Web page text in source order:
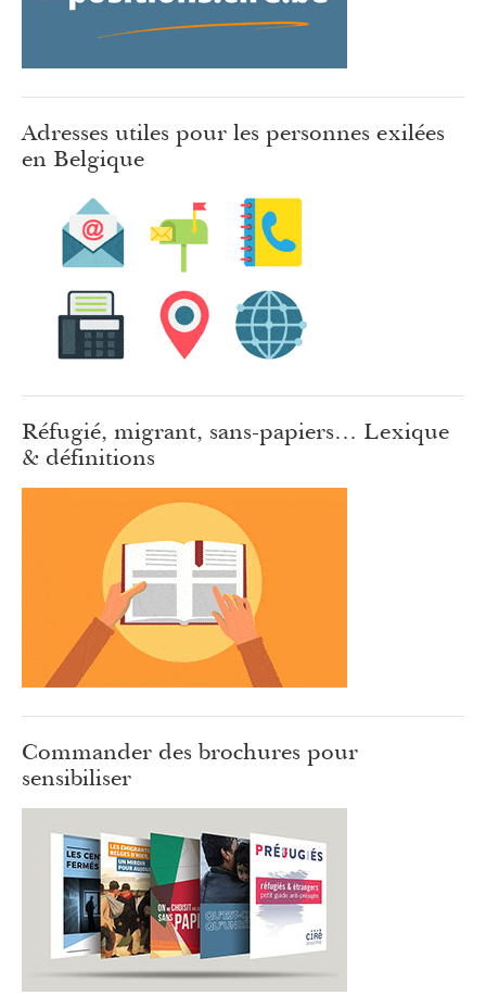
Adresses utiles pour les personnes exilées
en Belgique
Réfugié, migrant, sans-papiers… Lexique
& définitions
Commander des brochures pour
sensibiliser